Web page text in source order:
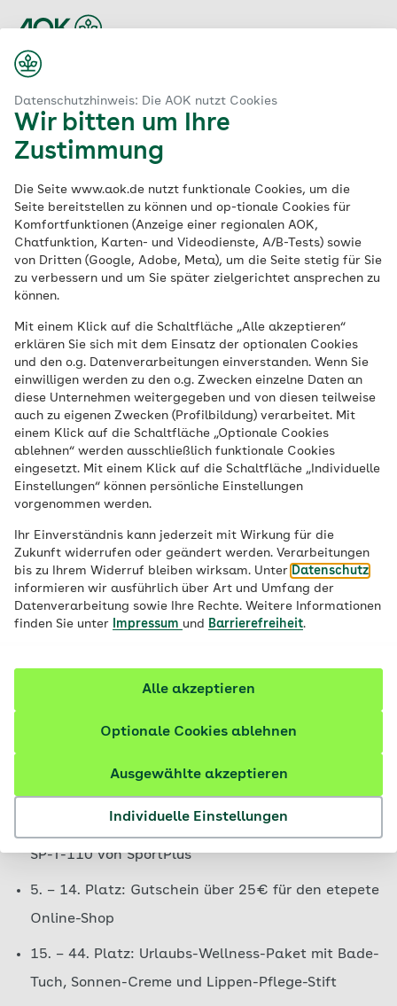
Datenschutzhinweis: Die AOK nutzt Cookies
Wir bitten um Ihre
Zustimmung
Die Seite www.aok.de nutzt funktionale Cookies, um die
Seite bereitstellen zu können und op-tionale Cookies für
Komfortfunktionen (Anzeige einer regionalen AOK,
Chatfunktion, Karten- und Videodienste, A/B-Tests) sowie
von Dritten (Google, Adobe, Meta), um die Seite stetig für Sie
zu verbessern und um Sie später zielgerichtet ansprechen zu
können.
Mit einem Klick auf die Schaltfläche „Alle akzeptieren“
erklären Sie sich mit dem Einsatz der optionalen Cookies
und den o.g. Datenverarbeitungen einverstanden. Wenn Sie
einwilligen werden zu den o.g. Zwecken einzelne Daten an
diese Unternehmen weitergegeben und von diesen teilweise
auch zu eigenen Zwecken (Profilbildung) verarbeitet. Mit
einem Klick auf die Schaltfläche „Optionale Cookies
ablehnen“ werden ausschließlich funktionale Cookies
eingesetzt. Mit einem Klick auf die Schaltfläche „Individuelle
Einstellungen“ können persönliche Einstellungen
vorgenommen werden.
Ihr Einverständnis kann jederzeit mit Wirkung für die
Zukunft widerrufen oder geändert werden. Verarbeitungen
bis zu Ihrem Widerruf bleiben wirksam. Unter Datenschutz
informieren wir ausführlich über Art und Umfang der
Datenverarbeitung sowie Ihre Rechte. Weitere Informationen
finden Sie unter
Impressum und Barrierefreiheit.
Individuelle Einstellungen
Ausgewählte akzeptieren
Optionale Cookies ablehnen
Alle akzeptieren
Zum
Hauptinhalt
springen
Zur Startseite
LeichteSprache
Gewinn-Spiele
Es gibt bei der AOK ein Gewinn-Spiel.
Jeder kann beim Gewinn-Spiel mitmachen.
Das Gewinn-Spiel geht
vom 02. Mai 2024 bis zum 31. Juli 2024.
Das gibt es zu gewinnen:
1. Platz: Gutschein für zwei Übernachtungen mit
2. – 4. Platz: Höhenverstellbares Fitness Trampolin
SP-T-110 von SportPlus
5. – 14. Platz: Gutschein über 25€ für den etepete
Online-Shop
15. – 44. Platz: Urlaubs-Wellness-Paket mit Bade-
Tuch, Sonnen-Creme und Lippen-Pflege-Stift